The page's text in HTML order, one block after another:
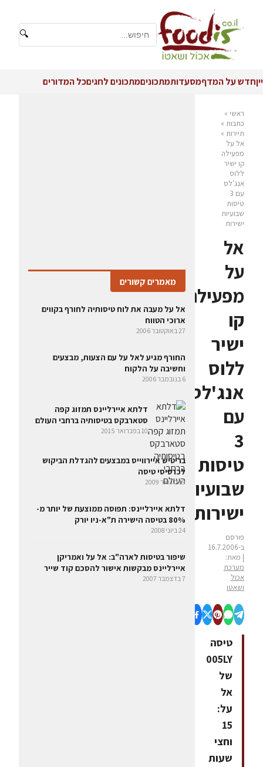
🔍
ייןחדש על המדףמסעדותמתכוניםמתכונים לחגיםכל המדורים
ראשי »
כתבות »
תיירות »
אל על
מפעילה
קו ישיר
ללוס
אנג'לס
עם 3
טיסות
שבועיות
ישירות
אל
על
מפעילה
קו
ישיר
ללוס
אנג'לס
עם
3
טיסות
שבועיות
ישירות
פורסם
ב-16.7.2006
| מאת:
מערכת
אכול
ושאטו
טיסה
005LY
של
אל
על:
15
וחצי
שעות
מאמרים קשורים
אל על מעבה את לוח טיסותיה לחורף בקווים
ארוכי הטווח
27 באוקטובר 2006
החורף מגיע לאל על עם הצעות, מבצעים
וחשיבה על הלקוח
6 בנובמבר 2006
דלתא איירליינס תמזוג קפה
סטארבקס בטיסותיה ברחבי העולם
10 בפברואר 2015
בריטיש איירווייס במבצעים להגדלת הביקוש
לכרטיסי טיסה
19 בינואר 2009
דלתא איירליינס: תפוסה ממוצעת של יותר מ-
80% בטיסה הישירה ת"א-ניו יורק
24 ביוני 2008
שיפור בטיסות לארה"ב: אל על ואמריקן
איירליינס מבקשות אישור להסכם קוד שייר
7 בדצמבר 2007